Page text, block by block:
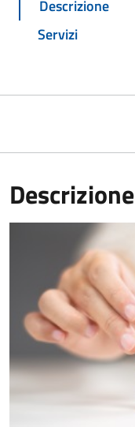
Descrizione
Servizi
Descrizione